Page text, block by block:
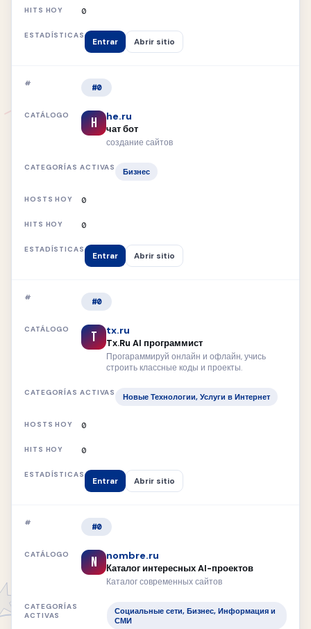
0
Entrar Abrir sitio
#0
H he.ru
чат бот
создание сайтов
Бизнес
0
0
Entrar Abrir sitio
#0
T tx.ru
Tx.Ru AI программист
Прогараммируй онлайн и офлайн, учись
строить классные коды и проекты.
Новые Технологии, Услуги в Интернет
0
0
Entrar Abrir sitio
#0
N nombre.ru
Каталог интересных AI-проектов
Каталог современных сайтов
Социальные сети, Бизнес, Информация и
СМИ